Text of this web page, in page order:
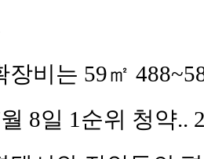
장비는 59㎡
월 8일 1순위 청약